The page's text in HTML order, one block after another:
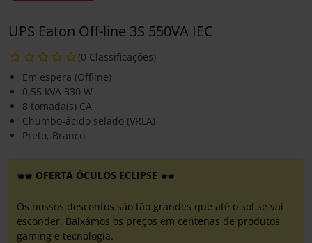
UPS Eaton Off-line 3S 550VA IEC
(0 Classificações)
Em espera (Offline)
0,55 kVA 330 W
8 tomada(s) CA
Chumbo-ácido selado (VRLA)
Preto, Branco
OFERTA ÓCULOS ECLIPSE
Os nossos descontos são tão grandes que até o sol se vai
esconder. Baixámos os preços em centenas de produtos
gaming e tecnologia.